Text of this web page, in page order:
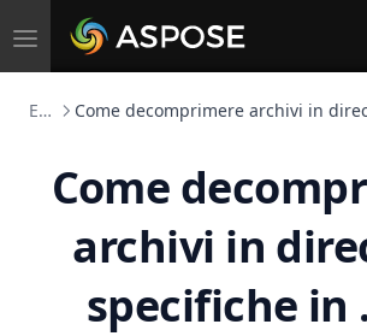
Toggle
navigation
Estrattore universale Come decomprimere archivi in
Come
archivi in
specifiche in